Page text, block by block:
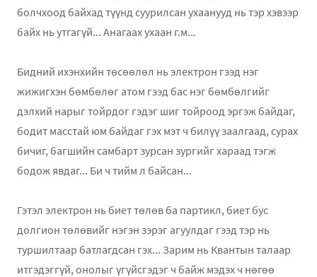
болчхоод байхад түүнд суурилсан ухаанууд нь тэр хэвээр
байх нь утгагүй... Анагаах ухаан г.м...
Бидний ихэнхийн төсөөлөл нь электрон гээд нэг
жижигхэн бөмбөлөг атом гээд бас нэг бөмбөлгийг
дэлхий нарыг тойрдог гэдэг шиг тойроод эргэж байдаг,
бодит масстай юм байдаг гэх мэт ч билүү заалгаад, сурах
бичиг, багшийн самбарт зурсан зургийг хараад тэгж
бодож явдаг... Би ч тийм л байсан...
Гэтэл электрон нь биет төлөв ба партикл, биет бус
долгион төлөвийг нэгэн зэрэг агуулдаг гээд тэр нь
туршилтаар батлагдсан гэх... Зарим нь Квантын талаар
итгэдэггүй, онолыг үгүйсгэдэг ч байж мэдэх ч нөгөө